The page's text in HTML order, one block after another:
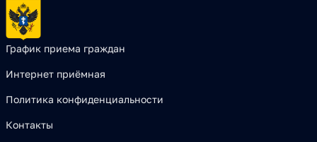
График приема граждан
Интернет приёмная
Политика конфиденциальности
Контакты